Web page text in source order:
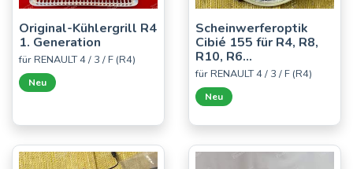
Original-Kühlergrill R4
1. Generation
für RENAULT 4 / 3 / F (R4)
Neu
Scheinwerferoptik
Cibié 155 für R4, R8,
R10, R6...
für RENAULT 4 / 3 / F (R4)
Neu